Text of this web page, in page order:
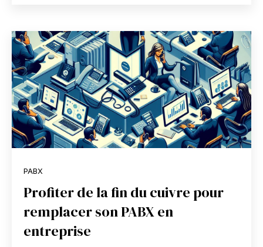
PABX
Profiter de la fin du cuivre pour
remplacer son PABX en
entreprise